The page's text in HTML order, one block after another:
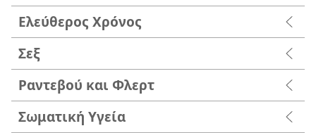
Ελεύθερος Χρόνος
Σεξ
Ραντεβού και Φλερτ
Σωματική Υγεία